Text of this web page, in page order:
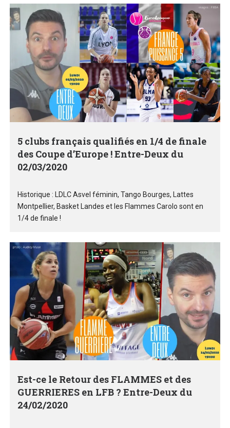
5 clubs français qualifiés en 1/4 de finale
des Coupe d’Europe ! Entre-Deux du
02/03/2020
Historique : LDLC Asvel féminin, Tango Bourges, Lattes
Montpellier, Basket Landes et les Flammes Carolo sont en
1/4 de finale !
Est-ce le Retour des FLAMMES et des
GUERRIERES en LFB ? Entre-Deux du
24/02/2020